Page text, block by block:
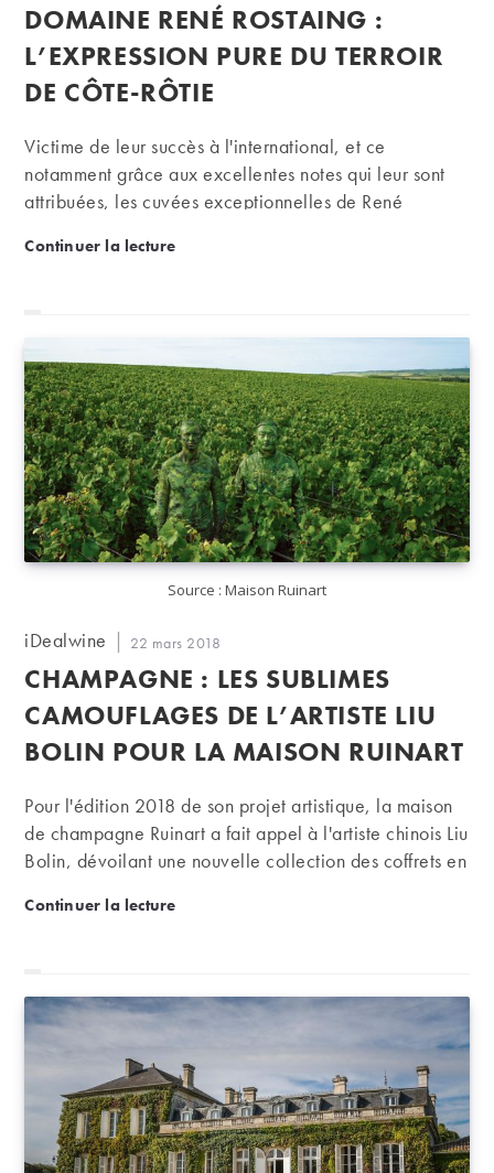
la
publication :
DOMAINE RENÉ ROSTAING :
L’EXPRESSION PURE DU TERROIR
DE CÔTE-RÔTIE
Victime de leur succès à l'international, et ce
notamment grâce aux excellentes notes qui leur sont
attribuées, les cuvées exceptionnelles de René
en France. En effet, issus de ses huit hectares localisés
Condrieu reflètent par leur finesse, leur structure et
leur élégance, tout le savoir-faire remarquable du
vigneron. Nous, on en est carrément fan ! Pour ce
vigneron passionné et talentueux, tout commence en
1971, lorsqu'il décide de…
Continuer la lectureDomaine René Rostaing : l’expression pure du
Source : Maison Ruinart
Auteur/autrice
la
publication :
iDealwine
Publication
publiée :
22 mars 2018
CHAMPAGNE : LES SUBLIMES
CAMOUFLAGES DE L’ARTISTE LIU
BOLIN POUR LA MAISON RUINART
Pour l'édition 2018 de son projet artistique, la maison
de champagne Ruinart a fait appel à l'artiste chinois Liu
Bolin, dévoilant une nouvelle collection des coffrets en
la clé une somptueuse série photographique qui
Continuer la lectureChampagne : les sublimes camouflages de l’artiste